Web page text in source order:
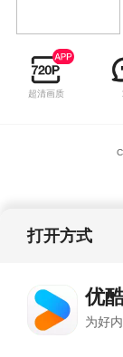
超清画质
打开方式
优
为好